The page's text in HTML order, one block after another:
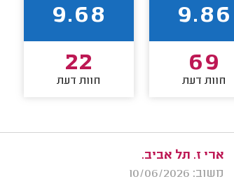
9.86
69
חוות דעת
9.68
22
חוות דעת
ארי ז. תל אביב.
משוב: 10/06/2026